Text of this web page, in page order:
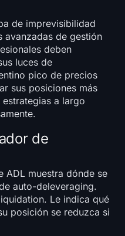
de imprevisibilidad
avanzadas de gestión
deben
luces de
pico de precios
sus posiciones más
a largo
de
ADL muestra dónde se
auto-deleveraging.
Le indica qué
posición se reduzca si